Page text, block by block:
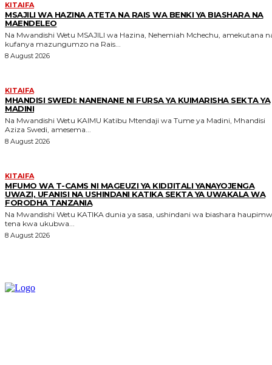
KITAIFA
MSAJILI WA HAZINA ATETA NA RAIS WA BENKI YA BIASHARA NA
MAENDELEO
Na Mwandishi Wetu MSAJILI wa Hazina, Nehemiah Mchechu, amekutana na
kufanya mazungumzo na Rais...
8 August 2026
KITAIFA
MHANDISI SWEDI: NANENANE NI FURSA YA KUIMARISHA SEKTA YA
MADINI
Na Mwandishi Wetu KAIMU Katibu Mtendaji wa Tume ya Madini, Mhandisi
Aziza Swedi, amesema...
8 August 2026
KITAIFA
MFUMO WA T-CAMS NI MAGEUZI YA KIDIJITALI YANAYOJENGA
UWAZI, UFANISI NA USHINDANI KATIKA SEKTA YA UWAKALA WA
FORODHA TANZANIA
Na Mwandishi Wetu KATIKA dunia ya sasa, ushindani wa biashara haupimwi
tena kwa ukubwa...
8 August 2026